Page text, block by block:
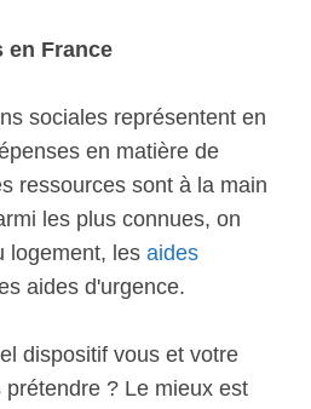
en France
sociales représentent en
en matière de
ressources sont à la main
les plus connues, on
logement, les aides
aides d'urgence.
dispositif vous et votre
? Le mieux est